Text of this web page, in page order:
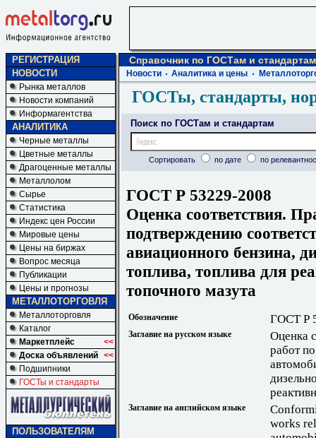
РЕГИСТРАЦИЯ
НОВОСТИ
Рынка металлов
Новости компаний
Информагентства
АНАЛИТИКА
Черные металлы
Цветные металлы
Драгоценные металлы
Металлолом
Сырье
Статистика
Индекс цен России
Мировые цены
Цены на биржах
Вопрос месяца
Публикации
Цены и прогнозы
МЕТАЛЛОТОРГОВЛЯ
Металлоторговля
Каталог
Маркетплейс
<<
Доска объявлений <<
Подшипники
ГОСТы и стандарты
ПОЛЬЗОВАТЕЛЯМ
Справочник по ГОСТам и стандартам
Новости Аналитика и цены
ГОСТы, стандарты,
Поиск по ГОСТам и стандартам
Сортировать по дате по
ГОСТ Р 53229-2008
Оценка соответствия.
подтверждению
авиационного бензина,
топлива, топлива для
топочного мазута
Обозначение ГОСТ Р
Заглавие на русском языке
Оценка
работ
Заглавие на английском языке
works